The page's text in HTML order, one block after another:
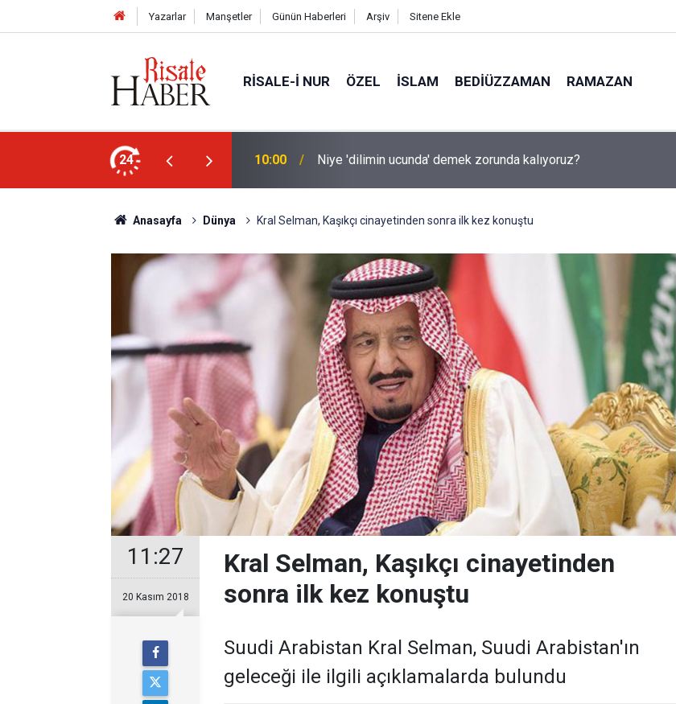
Yazarlar Manşetler Günün Haberleri Arşiv Sitene Ekle
RISALE-I NUR ÖZEL İSLAM BEDIÜZZAMAN RAMAZAN
24
Zübeyir Gündüzalp yöntemi 10:00 Niye 'dilimin ucunda' demek zorunda kalıyoruz?
Anasayfa Dünya Kral Selman, Kaşıkçı cinayetinden sonra ilk kez konuştu
11:27
20 Kasım 2018
Kral Selman, Kaşıkçı cinayetinden
sonra ilk kez konuştu
Suudi Arabistan Kral Selman, Suudi Arabistan'ın
geleceği ile ilgili açıklamalarda bulundu